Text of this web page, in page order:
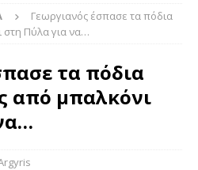
Γεωργιανός έσπασε τα πόδια
στη Πύλα για να…
τα πόδια
από μπαλκόνι